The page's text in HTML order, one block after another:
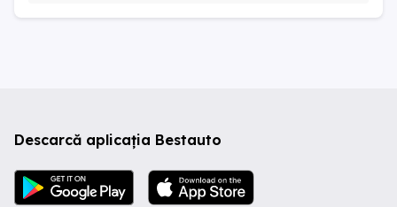
Descarcă aplicația Bestauto